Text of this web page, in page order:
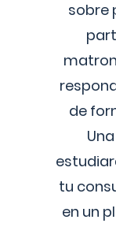
sobre
de
tu
en un